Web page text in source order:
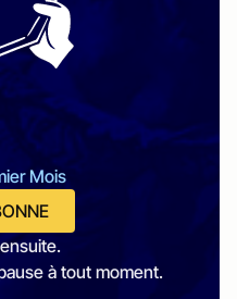
Mois
à tout moment.